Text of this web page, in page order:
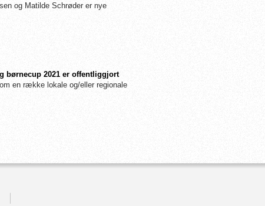
og Matilde Schrøder er nye
børnecup 2021 er offentliggjort
en række lokale og/eller regionale